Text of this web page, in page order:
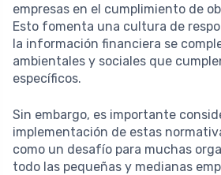
empresas en el cumplimiento de
Esto fomenta una cultura de
la información financiera se
ambientales y sociales que
específicos.
Sin embargo, es importante
implementación de estas
como un desafío para muchas
todo las pequeñas y medianas